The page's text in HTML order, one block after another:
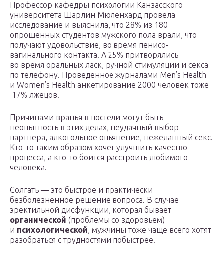
Профессор кафедры психологии Канзасского
университета Шарлин Мюленхард провела
исследование и выяснила, что 28% из 180
опрошенных студентов мужского пола врали, что
получают удовольствие, во время пенисо-
вагинального контакта. А 25% притворялись
во время оральных ласк, ручной стимуляции и секса
по телефону. Проведенное журналами Men’s Health
и Women’s Health анкетирование 2000 человек тоже
17% лжецов.
Причинами вранья в постели могут быть
неопытность в этих делах, неудачный выбор
партнера, алкогольное опьянение, нежеланный секс.
Кто-то таким образом хочет улучшить качество
процесса, а кто-то боится расстроить любимого
человека.
Солгать — это быстрое и практически
безболезненное решение вопроса. В случае
эректильной дисфункции, которая бывает
органической (проблемы со здоровьем)
и психологической, мужчины тоже чаще всего хотят
разобраться с трудностями побыстрее.